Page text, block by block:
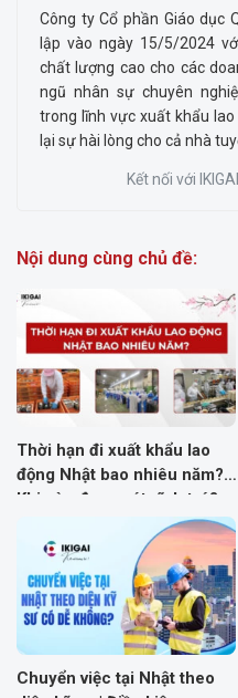
Công ty Cổ phần Giáo dục
lập vào ngày 15/5/2024
chất lượng cao cho các
ngũ nhân sự chuyên
trong lĩnh vực xuất khẩu
lại sự hài lòng cho cả nhà
Kết nối với
Nội dung cùng chủ đề:
Thời hạn đi xuất khẩu lao
động Nhật bao nhiêu năm?
Khi nào được xét vĩnh trú?
Chuyển việc tại Nhật theo